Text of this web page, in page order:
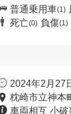
普通乗用車(1)
死亡(0) 負傷(1)
2024年2月27
枕崎市立神本
車両相互 小破